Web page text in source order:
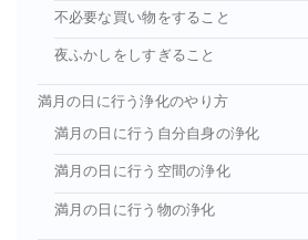
不必要な買い物をすること
夜ふかしをしすぎること
満月の日に行う浄化のやり方
満月の日に行う自分自身の浄化
満月の日に行う空間の浄化
満月の日に行う物の浄化